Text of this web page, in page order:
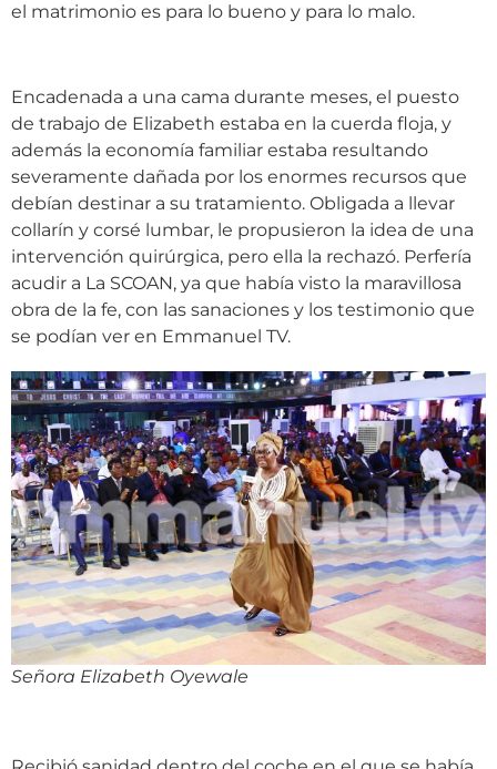
el matrimonio es para lo bueno y para lo malo.
Encadenada a una cama durante meses, el puesto
de trabajo de Elizabeth estaba en la cuerda floja, y
además la economía familiar estaba resultando
severamente dañada por los enormes recursos que
debían destinar a su tratamiento. Obligada a llevar
collarín y corsé lumbar, le propusieron la idea de una
intervención quirúrgica, pero ella la rechazó. Perfería
acudir a La SCOAN, ya que había visto la maravillosa
obra de la fe, con las sanaciones y los testimonio que
se podían ver en Emmanuel TV.
Señora Elizabeth Oyewale